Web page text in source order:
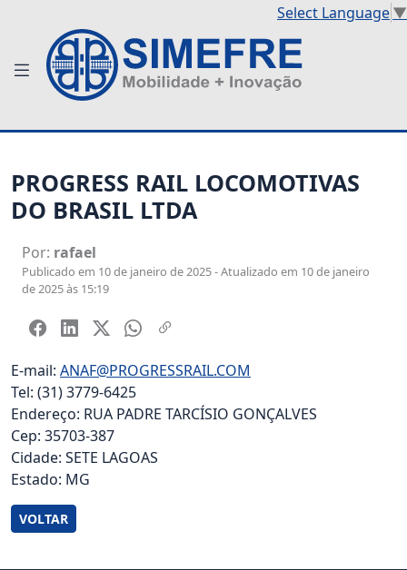
Select Language▼
PROGRESS RAIL LOCOMOTIVAS
DO BRASIL LTDA
Por: rafael
Publicado em 10 de janeiro de 2025 - Atualizado em 10 de janeiro
de 2025 às 15:19
E-mail: ANAF@PROGRESSRAIL.COM
Tel: (31) 3779-6425
Endereço: RUA PADRE TARCÍSIO GONÇALVES
Cep: 35703-387
Cidade: SETE LAGOAS
Estado: MG
VOLTAR